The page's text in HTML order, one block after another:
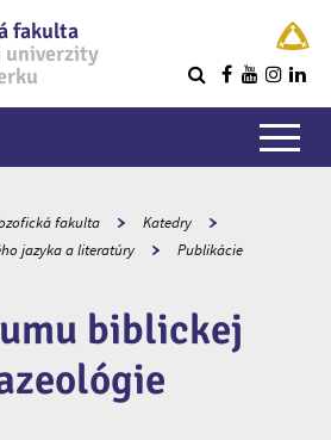
fakulta
univerzity
fakulta
Katedry
jazyka a literatúry
Publikácie
biblickej